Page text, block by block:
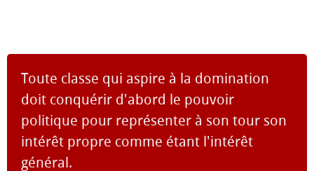
Toute classe qui aspire à la domination
doit conquérir d'abord le pouvoir
politique pour représenter à son tour son
intérêt propre comme étant l'intérêt
général.